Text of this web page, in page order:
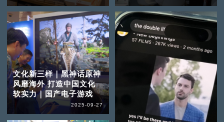
文化新三样｜黑神话原神
风靡海外 打造中国文化
软实力｜国产电子游戏
2025-09-27